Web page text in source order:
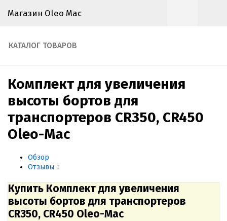
Магазин Oleo Mac
КАТАЛОГ ТОВАРОВ
Комплект для увеличения
высоты бортов для
транспортеров CR350, CR450
Oleo-Mac
Обзор
Отзывы 0
Купить Комплект для увеличения
высоты бортов для транспортеров
CR350, CR450 Oleo-Mac